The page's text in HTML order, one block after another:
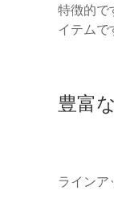
特徴的で
イテムで
豊富
ラインア